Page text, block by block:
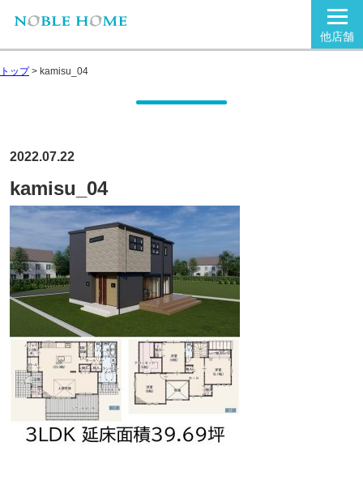
他店舗
トップ> kamisu_04
2022.07.22
kamisu_04